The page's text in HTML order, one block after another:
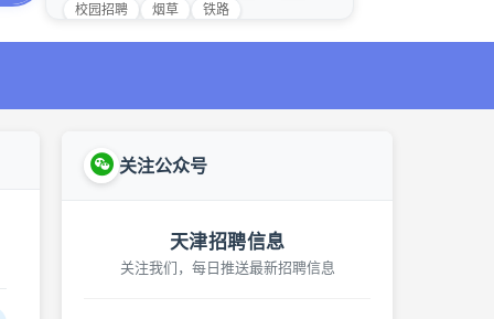
校园招聘
烟草 铁路
关注公众号
天津招聘信息
关注我们，每日推送最新招聘信息